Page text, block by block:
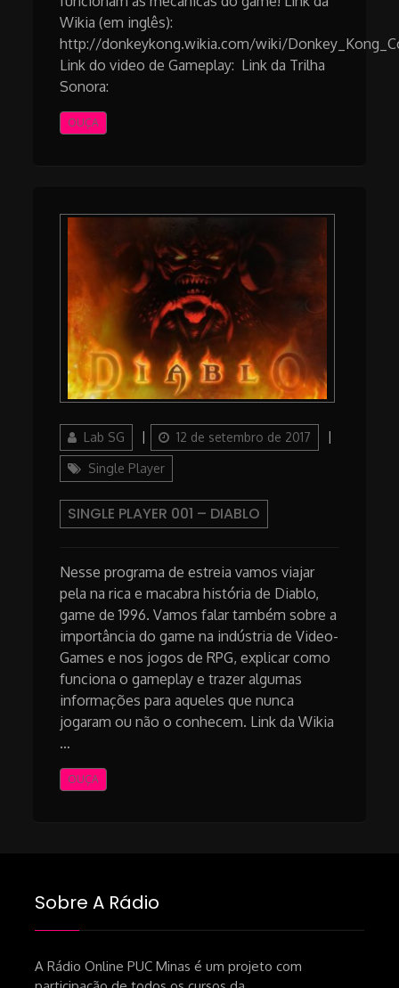
Wikia (em inglês):
http://donkeykong.wikia.com/wiki/
Link do video de Gameplay: Link da Trilha
Sonora:
OUÇA
AuthorLab SG
Posted
on
12 de setembro de 2017
Categories
Single Player
SINGLE PLAYER 001 – DIABLO
Nesse programa de estreia vamos viajar
pela na rica e macabra história de Diablo,
game de 1996. Vamos falar também sobre a
importância do game na indústria de Video-
Games e nos jogos de RPG, explicar como
funciona o gameplay e trazer algumas
informações para aqueles que nunca
jogaram ou não o conhecem. Link da Wikia
…
OUÇA
Sobre A Rádio
A Rádio Online PUC Minas é um projeto com